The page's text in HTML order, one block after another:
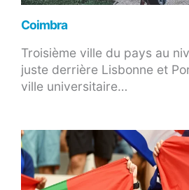
Coimbra
Troisième ville du pays au
juste derrière Lisbonne et
ville universitaire…